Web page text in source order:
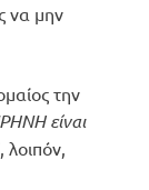
να μην
την
είναι
λοιπόν,